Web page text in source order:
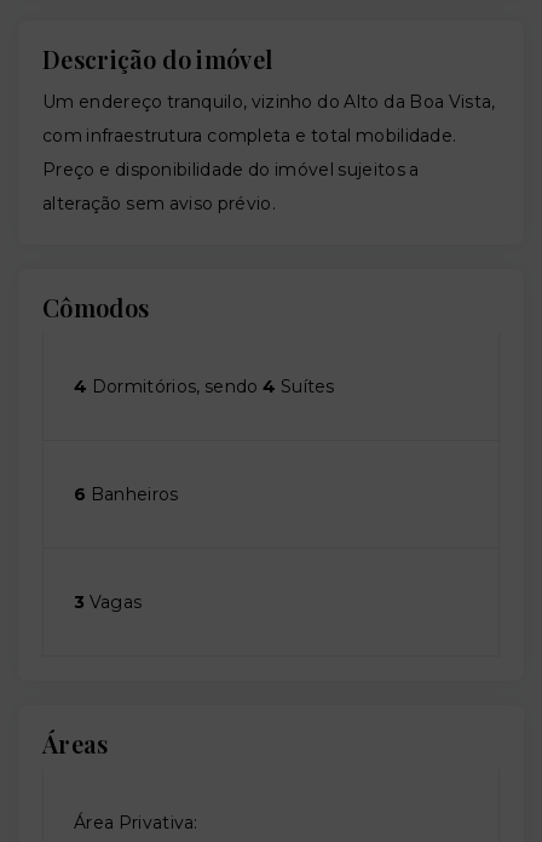
Descrição do imóvel
Um endereço tranquilo, vizinho do Alto da Boa Vista,
com infraestrutura completa e total mobilidade.
Preço e disponibilidade do imóvel sujeitos a
alteração sem aviso prévio.
Cômodos
4 Dormitórios, sendo4 Suítes
6 Banheiros
3 Vagas
Áreas
Área Privativa: